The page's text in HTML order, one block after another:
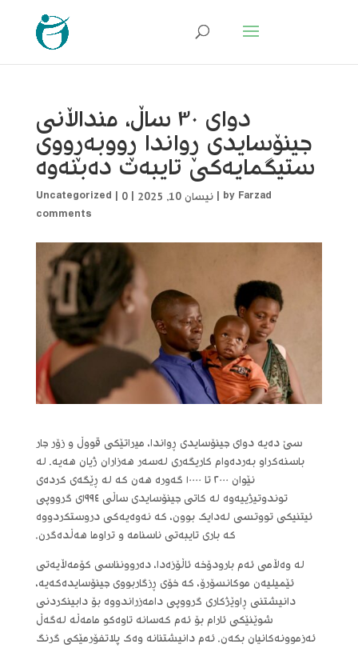
دوای ٣٠ ساڵ، منداڵانی
جینۆسایدی ڕواندا ڕووبەڕووی
ستیگمایەکی تایبەت دەبنەوە
by Farzad
|نیسان 10, 2025 |
Uncategorized | 0
comments
سێ دەیە دوای جینۆسایدی ڕواندا، میراتێکی قووڵ و زۆر جار
باسنەکراو بەردەوام کاریگەری لەسەر هەزاران ژیان هەیە. لە
نێوان ٢٠٠٠ تا ١٠٠٠٠ گەورە هەن کە لە ڕێگەی کردەی
توندوتیژییەوە لە کاتی جینۆسایدی ساڵی ١٩٩٤ی گرووپی
ئیتنیکی تووتسی لەدایک بوون، کە نەوەیەکی دروستکردووە
کە باری تایبەتی ناسنامە و تراوما هەڵدەگرن.
لە وەڵامی ئەم بارودۆخە ئاڵۆزەدا، دەروونناسی کۆمەڵایەتی
ئێمیلیەن موکانسۆرۆ، کە خۆی ڕزگاربووی جینۆسایدەکەیە،
دانیشتنی ڕاوێژکاری گرووپی دامەزراندووە بۆ دابینکردنی
شوێنێکی ئارام بۆ ئەم کەسانە تاوەکو مامەڵە لەگەڵ
ئەزموونەکانیان بکەن. ئەم دانیشتنانە وەک پلاتفۆرمێکی گرنگ